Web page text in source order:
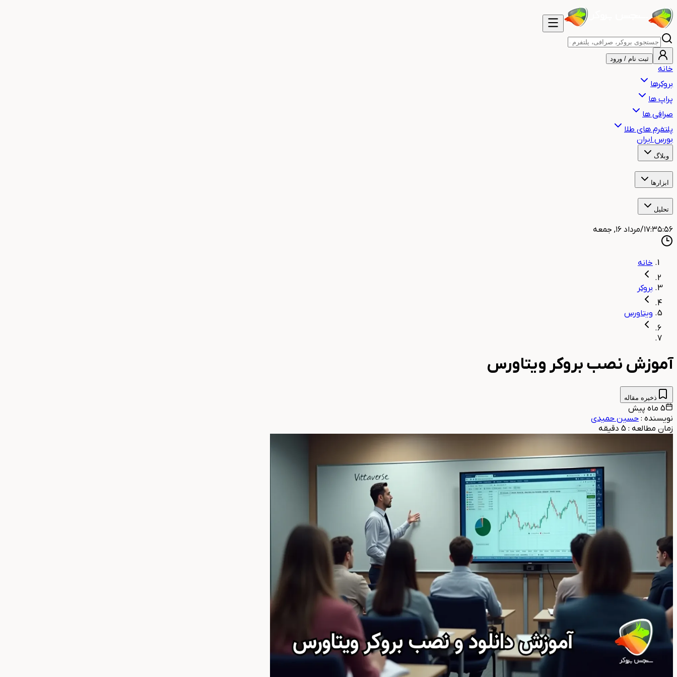
ثبت نام / ورود
خانه
بروکرها
پراپ ها
صرافی ها
پلتفرم های طلا
بورس ایران
وبلاگ
آموزشاخبارهشدار
ابزارها
ساعت بازارهای مالی جهان
تحلیل
تحلیل تکنیکال طلا
۱۷:۳۵:۵۸/مرداد ۱۶, جمعه
خانه
بروکر
ویتاورس
آموزش نصب بروکر ویتاورس
ذخیره مقاله
5 ماه پیش
نویسنده : حسین حمیدی
زمان مطالعه :
5 دقیقه